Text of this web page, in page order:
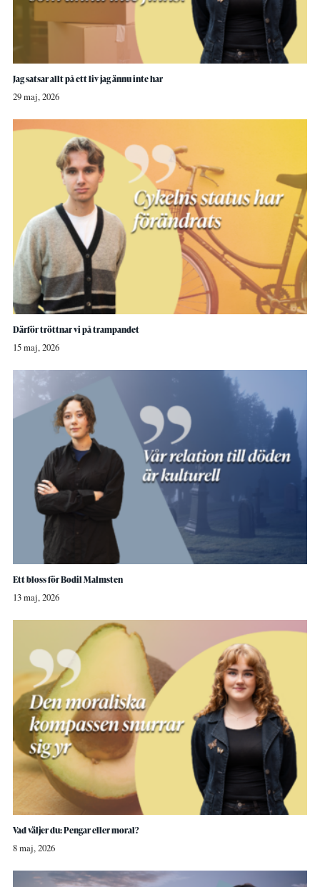
Jag satsar allt på ett liv jag ännu inte har
29 maj, 2026
Därför tröttnar vi på trampandet
15 maj, 2026
Ett bloss för Bodil Malmsten
13 maj, 2026
Vad väljer du: Pengar eller moral?
8 maj, 2026